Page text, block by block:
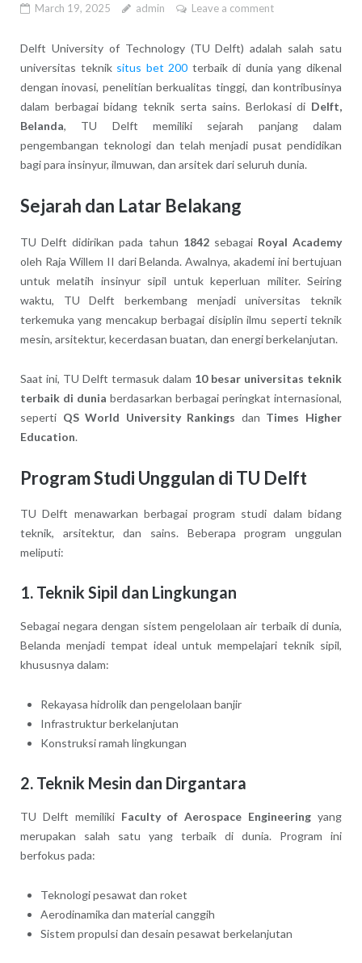
March 19, 2025 admin Leave a comment
Delft University of Technology (TU Delft) adalah salah satu
universitas teknik situs bet 200 terbaik di dunia yang dikenal
dengan inovasi, penelitian berkualitas tinggi, dan kontribusinya
dalam berbagai bidang teknik serta sains. Berlokasi di Delft,
Belanda, TU Delft memiliki sejarah panjang dalam
pengembangan teknologi dan telah menjadi pusat pendidikan
bagi para insinyur, ilmuwan, dan arsitek dari seluruh dunia.
Sejarah dan Latar Belakang
TU Delft didirikan pada tahun 1842sebagai Royal Academy
oleh Raja Willem II dari Belanda. Awalnya, akademi ini bertujuan
untuk melatih insinyur sipil untuk keperluan militer. Seiring
waktu, TU Delft berkembang menjadi universitas teknik
terkemuka yang mencakup berbagai disiplin ilmu seperti teknik
mesin, arsitektur, kecerdasan buatan, dan energi berkelanjutan.
Saat ini, TU Delft termasuk dalam 10 besar universitas teknik
terbaik di dunia berdasarkan berbagai peringkat internasional,
seperti QS World University Rankings dan Times Higher
Education.
Program Studi Unggulan di TU Delft
TU Delft menawarkan berbagai program studi dalam bidang
teknik, arsitektur, dan sains. Beberapa program unggulan
meliputi:
1. Teknik Sipil dan Lingkungan
Sebagai negara dengan sistem pengelolaan air terbaik di dunia,
Belanda menjadi tempat ideal untuk mempelajari teknik sipil,
khususnya dalam:
Rekayasa hidrolik dan pengelolaan banjir
Infrastruktur berkelanjutan
Konstruksi ramah lingkungan
2. Teknik Mesin dan Dirgantara
TU Delft memiliki Faculty of Aerospace Engineering yang
merupakan salah satu yang terbaik di dunia. Program ini
berfokus pada:
Teknologi pesawat dan roket
Aerodinamika dan material canggih
Sistem propulsi dan desain pesawat berkelanjutan